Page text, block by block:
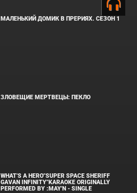
МАЛЕНЬКИЙ ДОМИК В ПРЕРИЯХ. СЕЗОН 1
ЗЛОВЕЩИЕ МЕРТВЕЦЫ: ПЕКЛО
WHAT'S A HERO"SUPER SPACE SHERIFF
GAVAN INFINITY"KARAOKE ORIGINALLY
PERFORMED BY :MAY'N - SINGLE